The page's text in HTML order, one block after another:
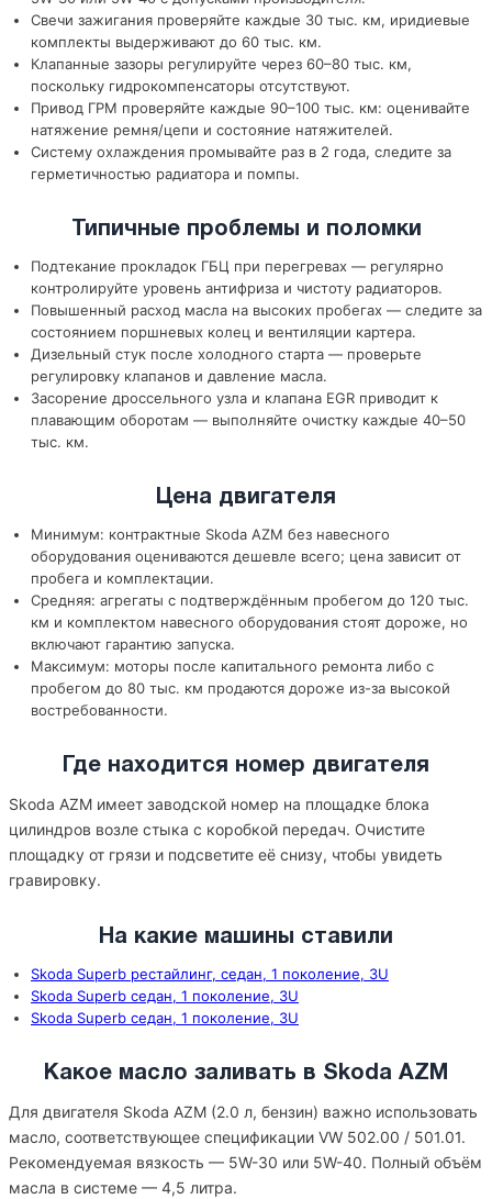
Свечи зажигания проверяйте каждые 30 тыс. км, иридиевые
комплекты выдерживают до 60 тыс. км.
Клапанные зазоры регулируйте через 60–80 тыс. км,
поскольку гидрокомпенсаторы отсутствуют.
Привод ГРМ проверяйте каждые 90–100 тыс. км: оценивайте
натяжение ремня/цепи и состояние натяжителей.
Систему охлаждения промывайте раз в 2 года, следите за
герметичностью радиатора и помпы.
Типичные проблемы и поломки
Подтекание прокладок ГБЦ при перегревах — регулярно
контролируйте уровень антифриза и чистоту радиаторов.
Повышенный расход масла на высоких пробегах — следите за
состоянием поршневых колец и вентиляции картера.
Дизельный стук после холодного старта — проверьте
регулировку клапанов и давление масла.
Засорение дроссельного узла и клапана EGR приводит к
плавающим оборотам — выполняйте очистку каждые 40–50
тыс. км.
Цена двигателя
Минимум: контрактные Skoda AZM без навесного
оборудования оцениваются дешевле всего; цена зависит от
пробега и комплектации.
Средняя: агрегаты с подтверждённым пробегом до 120 тыс.
км и комплектом навесного оборудования стоят дороже, но
включают гарантию запуска.
Максимум: моторы после капитального ремонта либо с
пробегом до 80 тыс. км продаются дороже из-за высокой
востребованности.
Где находится номер двигателя
Skoda AZM имеет заводской номер на площадке блока
цилиндров возле стыка с коробкой передач. Очистите
площадку от грязи и подсветите её снизу, чтобы увидеть
гравировку.
На какие машины ставили
Skoda Superb рестайлинг, седан, 1 поколение, 3U
Skoda Superb седан, 1 поколение, 3U
Skoda Superb седан, 1 поколение, 3U
Какое масло заливать в Skoda AZM
Для двигателя Skoda AZM (2.0 л, бензин) важно использовать
масло, соответствующее спецификации VW 502.00 / 501.01.
Рекомендуемая вязкость — 5W-30 или 5W-40. Полный объём
масла в системе — 4,5 литра.